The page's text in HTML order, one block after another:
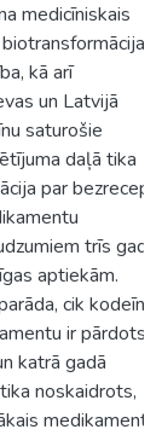
medicīniskais
kā arī
un Latvijā
saturošie
daļā tika
par
trīs gadu
aptiekām.
cik kodeīnu
ir pārdots
katrā gadā
noskaidrots,
medikaments.